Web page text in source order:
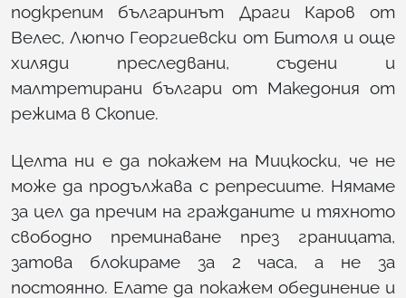
подкрепим българинът Драги Каров от
Велес, Люпчо Георгиевски от Битоля и още
хиляди преследвани, съдени и
малтретирани българи от Македония от
режима в Скопие.
Целта ни е да покажем на Мицкоски, че не
може да продължава с репресиите. Нямаме
за цел да пречим на гражданите и тяхното
свободно преминаване през границата,
затова блокираме за 2 часа, а не за
постоянно. Елате да покажем обединение и